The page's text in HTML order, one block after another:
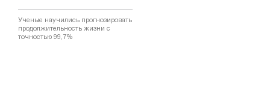
Ученые научились прогнозировать
продолжительность жизни с
точностью 99,7%